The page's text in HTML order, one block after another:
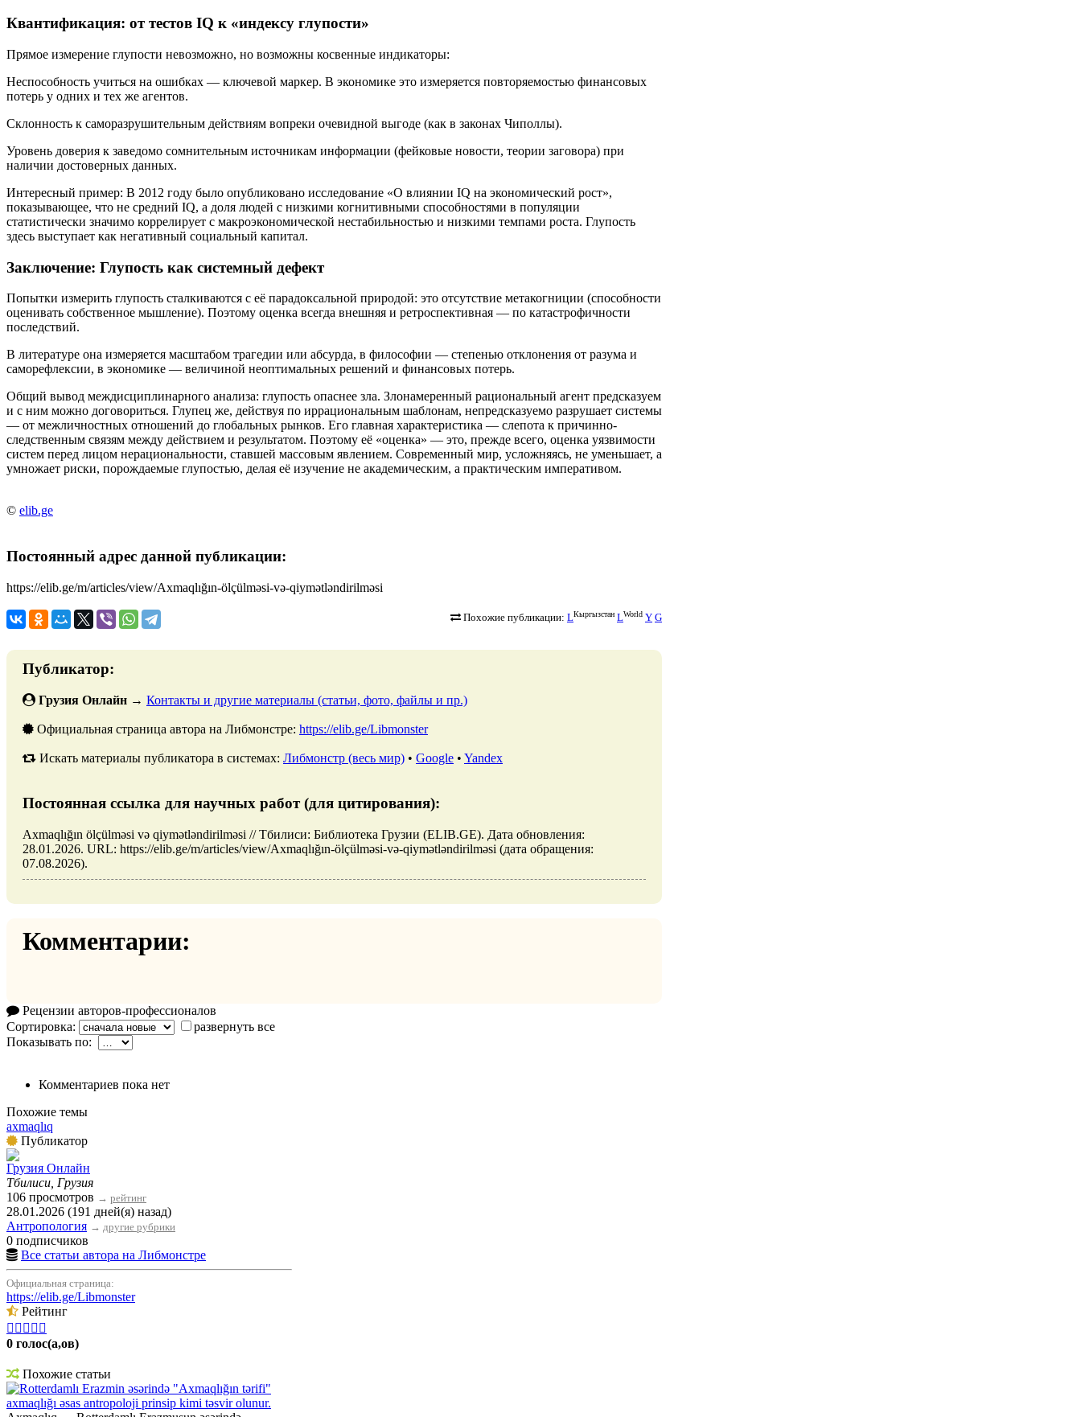
Квантификация: от тестов IQ к «индексу глупости»
Прямое измерение глупости невозможно, но возможны косвенные индикаторы:
Неспособность учиться на ошибках — ключевой маркер. В экономике это измеряется повторяемостью финансовых
потерь у одних и тех же агентов.
Склонность к саморазрушительным действиям вопреки очевидной выгоде (как в законах Чиполлы).
Уровень доверия к заведомо сомнительным источникам информации (фейковые новости, теории заговора) при
наличии достоверных данных.
Интересный пример: В 2012 году было опубликовано исследование «О влиянии IQ на экономический рост»,
показывающее, что не средний IQ, а доля людей с низкими когнитивными способностями в популяции
статистически значимо коррелирует с макроэкономической нестабильностью и низкими темпами роста. Глупость
здесь выступает как негативный социальный капитал.
Заключение: Глупость как системный дефект
Попытки измерить глупость сталкиваются с её парадоксальной природой: это отсутствие метакогниции (способности
оценивать собственное мышление). Поэтому оценка всегда внешняя и ретроспективная — по катастрофичности
последствий.
В литературе она измеряется масштабом трагедии или абсурда, в философии — степенью отклонения от разума и
саморефлексии, в экономике — величиной неоптимальных решений и финансовых потерь.
Общий вывод междисциплинарного анализа: глупость опаснее зла. Злонамеренный рациональный агент предсказуем
и с ним можно договориться. Глупец же, действуя по иррациональным шаблонам, непредсказуемо разрушает системы
— от межличностных отношений до глобальных рынков. Его главная характеристика — слепота к причинно-
следственным связям между действием и результатом. Поэтому её «оценка» — это, прежде всего, оценка уязвимости
систем перед лицом нерациональности, ставшей массовым явлением. Современный мир, усложняясь, не уменьшает, а
умножает риски, порождаемые глупостью, делая её изучение не академическим, а практическим императивом.
© elib.ge
Постоянный адрес данной публикации:
https://elib.ge/m/articles/view/Axmaqlığın-ölçülməsi-və-qiymətləndirilməsi
Похожие публикации: LКыргызстан LWorld Y G
Публикатор:
Грузия Онлайн → Контакты и другие материалы (статьи, фото, файлы и пр.)
Официальная страница автора на Либмонстре: https://elib.ge/Libmonster
Искать материалы публикатора в системах: Либмонстр (весь мир) • Google • Yandex
Постоянная ссылка для научных работ (для цитирования):
Axmaqlığın ölçülməsi və qiymətləndirilməsi // Тбилиси: Библиотека Грузии (ELIB.GE). Дата обновления:
28.01.2026. URL: https://elib.ge/m/articles/view/Axmaqlığın-ölçülməsi-və-qiymətləndirilməsi (дата обращения:
07.08.2026).
Комментарии:
Рецензии авторов-профессионалов
Сортировка:
развернуть все
Показывать по:
Комментариев пока нет
Похожие темы
axmaqlıq
Публикатор
Грузия Онлайн
Тбилиси, Грузия
106 просмотров → рейтинг
28.01.2026 (191 дней(я) назад)
Антропология → другие рубрики
0 подписчиков
Все статьи автора на Либмонстре
Официальная страница:
https://elib.ge/Libmonster
Рейтинг
    
0 голос(а,ов)
Похожие статьи
Rotterdamlı Erazmin əsərində "Axmaqlığın tərifi"
axmaqlığı əsas antropoloji prinsip kimi təsvir olunur.